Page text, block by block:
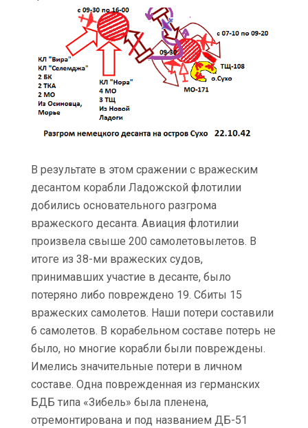
В результате в этом сражении с вражеским
десантом корабли Ладожской флотилии
добились основательного разгрома
вражеского десанта. Авиация флотилии
произвела свыше 200 самолетовылетов. В
итоге из 38-ми вражеских судов,
принимавших участие в десанте, было
потеряно либо повреждено 19. Сбиты 15
вражеских самолетов. Наши потери составили
6 самолетов. В корабельном составе потерь не
было, но многие корабли были повреждены.
Имелись значительные потери в личном
составе. Одна поврежденная из германских
БДБ типа «Зибель» была пленена,
отремонтирована и под названием ДБ-51